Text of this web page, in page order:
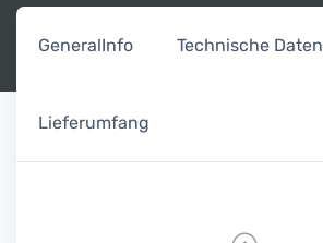
GeneralInfo Technische Daten
Lieferumfang